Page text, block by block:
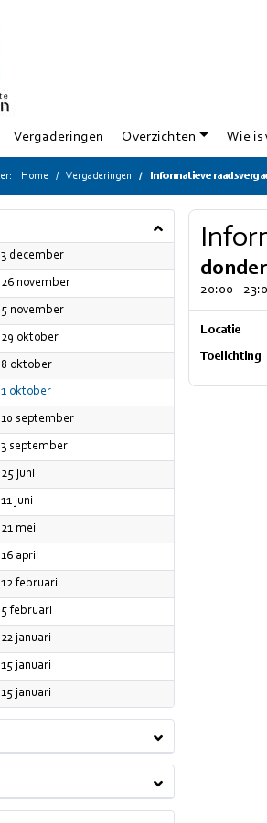
Vergaderingen Overzichten Wie is
Home Vergaderingen Informatieve
december2026
november2026
november2026
oktober2026
oktober2026
oktober2026
september2026
september2026
juni
juni
mei
april
februari
februari
januari
januari
januari
20:00 -
Locatie
Toelichting